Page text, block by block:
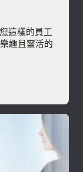
這樣的員工
趣且靈活的